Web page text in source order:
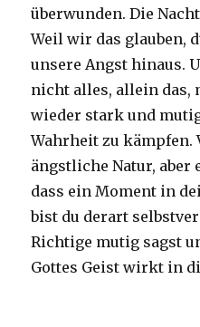
überwunden. Die
Weil wir das glauben,
unsere Angst hinaus.
nicht alles, allein das,
wieder stark und
Wahrheit zu
ängstliche Natur, aber
dass ein Moment in
bist du derart
Richtige mutig sagst
Gottes Geist wirkt in